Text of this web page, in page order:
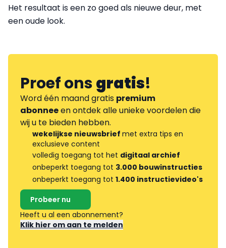
Het resultaat is een zo goed als nieuwe deur, met
een oude look.
Proef onsgratis!
Word één maand gratis premium
abonneeen ontdek alle unieke voordelen die
wij u te bieden hebben.
wekelijkse nieuwsbrief met extra tips en
exclusieve content
volledig toegang tot het digitaal archief
onbeperkt toegang tot 3.000 bouwinstructies
onbeperkt toegang tot 1.400 instructievideo's
Probeer nu
Heeft u al een abonnement?
Klik hier om aan te melden